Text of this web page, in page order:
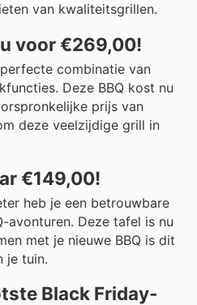
van kwaliteitsgrillen.
voor €269,00!
combinatie van
Deze BBQ kost nu
prijs van
deze veelzijdige grill in
€149,00!
heb je een betrouwbare
avonturen. Deze tafel is nu
met je nieuwe BBQ is dit
je tuin.
Black Friday-